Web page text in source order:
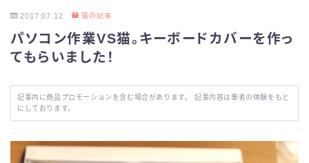
AIと自己探究
ブログ記事
自己紹介
2017.07.12 猫の記事
パソコン作業VS猫。キーボードカバーを作っ
てもらいました！
記事内に商品プロモーションを含む場合があります。 記事内容は筆者の体験をもと
にしております。